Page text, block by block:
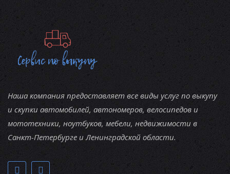
Наша компания предоставляет все виды услуг по выкупу
и скупки автомобилей, автономеров, велосипедов и
мототехники, ноутбуков, мебели, недвижимости в
Санкт-Петербурге и Ленинградской области.